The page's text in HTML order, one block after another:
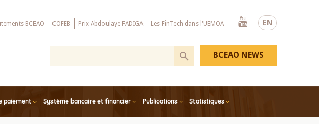
EN
BCEAO COFEB Prix Abdoulaye FADIGA Les FinTech dans l'UEMOA
Youtube
paiement Système bancaire et financier Publications Statistiques
BCEAO NEWS